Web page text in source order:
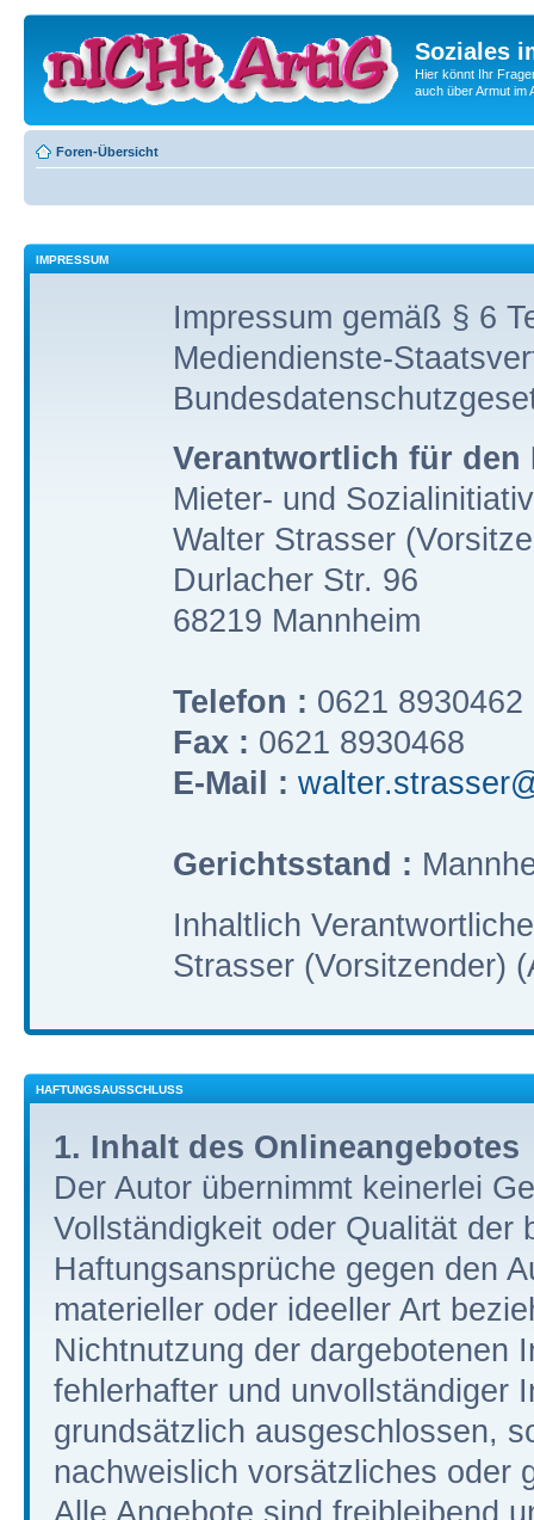
Soziales
Hier könnt Ihr
auch über Armut im
Foren-Übersicht
IMPRESSUM
Impressum gemäß § 6
Mediendienste-
Verantwortlich für den
Mieter- und
Walter Strasser
Durlacher Str. 96
68219 Mannheim
Telefon : 0621 8930462
Fax : 0621 8930468
E-Mail :
Gerichtsstand :
Inhaltlich
Strasser (Vorsitzender)
HAFTUNGSAUSSCHLUSS
1. Inhalt des Onlineangebotes
Der Autor übernimmt keinerlei
Vollständigkeit oder Qualität der
Haftungsansprüche gegen den
materieller oder ideeller Art
Nichtnutzung der dargebotenen
fehlerhafter und unvollständiger
grundsätzlich ausgeschlossen,
nachweislich vorsätzliches oder
Alle Angebote sind freibleibend